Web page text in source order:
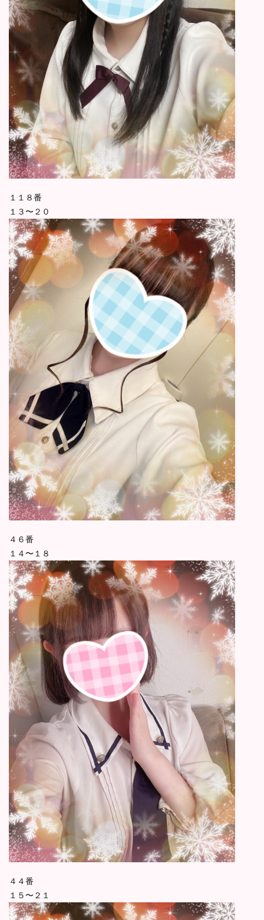
１１８番
１３〜２０
４６番
１４〜１８
４４番
１５〜２１